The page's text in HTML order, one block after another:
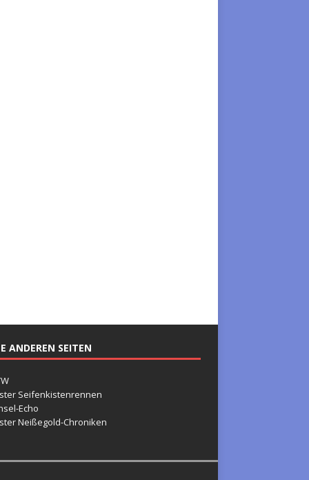
ANDEREN SEITEN
Seifenkistenrennen
Echo
Neißegold-Chroniken